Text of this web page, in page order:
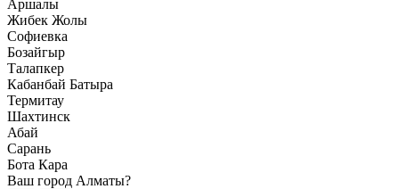
Аршалы
Жибек Жолы
Софиевка
Бозайгыр
Талапкер
Кабанбай Батыра
Термитау
Шахтинск
Абай
Сарань
Бота Кара
Ваш город Алматы?